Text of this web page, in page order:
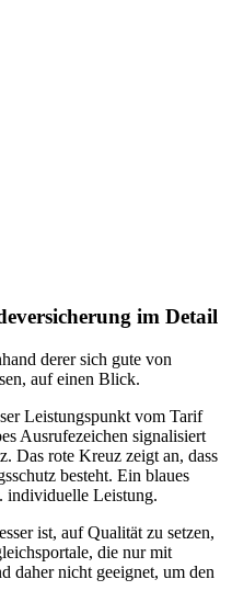
im Detail
derer sich gute von
auf einen Blick.
Leistungspunkt vom Tarif
Ausrufezeichen signalisiert
Das rote Kreuz zeigt an, dass
besteht. Ein blaues
individuelle Leistung.
ist, auf Qualität zu setzen,
die nur mit
daher nicht geeignet, um den